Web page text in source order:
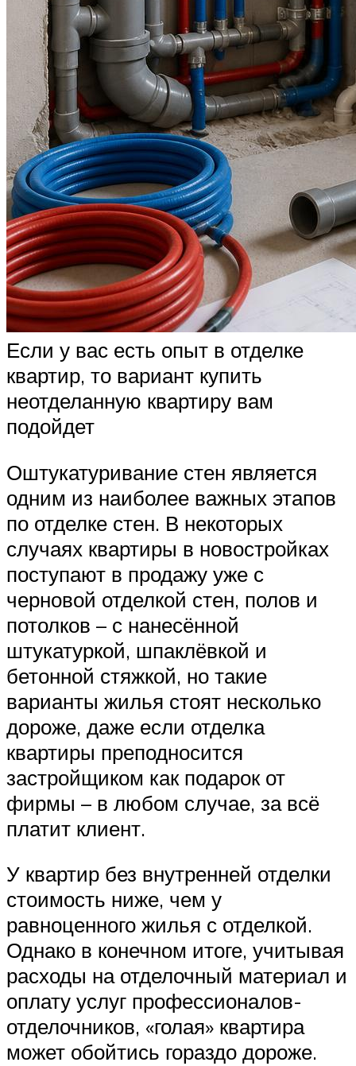
Если у вас есть опыт в отделке
квартир, то вариант купить
неотделанную квартиру вам
подойдет
Оштукатуривание стен является
одним из наиболее важных этапов
по отделке стен. В некоторых
случаях квартиры в новостройках
поступают в продажу уже с
черновой отделкой стен, полов и
потолков – с нанесённой
штукатуркой, шпаклёвкой и
бетонной стяжкой, но такие
варианты жилья стоят несколько
дороже, даже если отделка
квартиры преподносится
застройщиком как подарок от
фирмы – в любом случае, за всё
платит клиент.
У квартир без внутренней отделки
стоимость ниже, чем у
равноценного жилья с отделкой.
Однако в конечном итоге, учитывая
расходы на отделочный материал и
оплату услуг профессионалов-
отделочников, «голая» квартира
может обойтись гораздо дороже.